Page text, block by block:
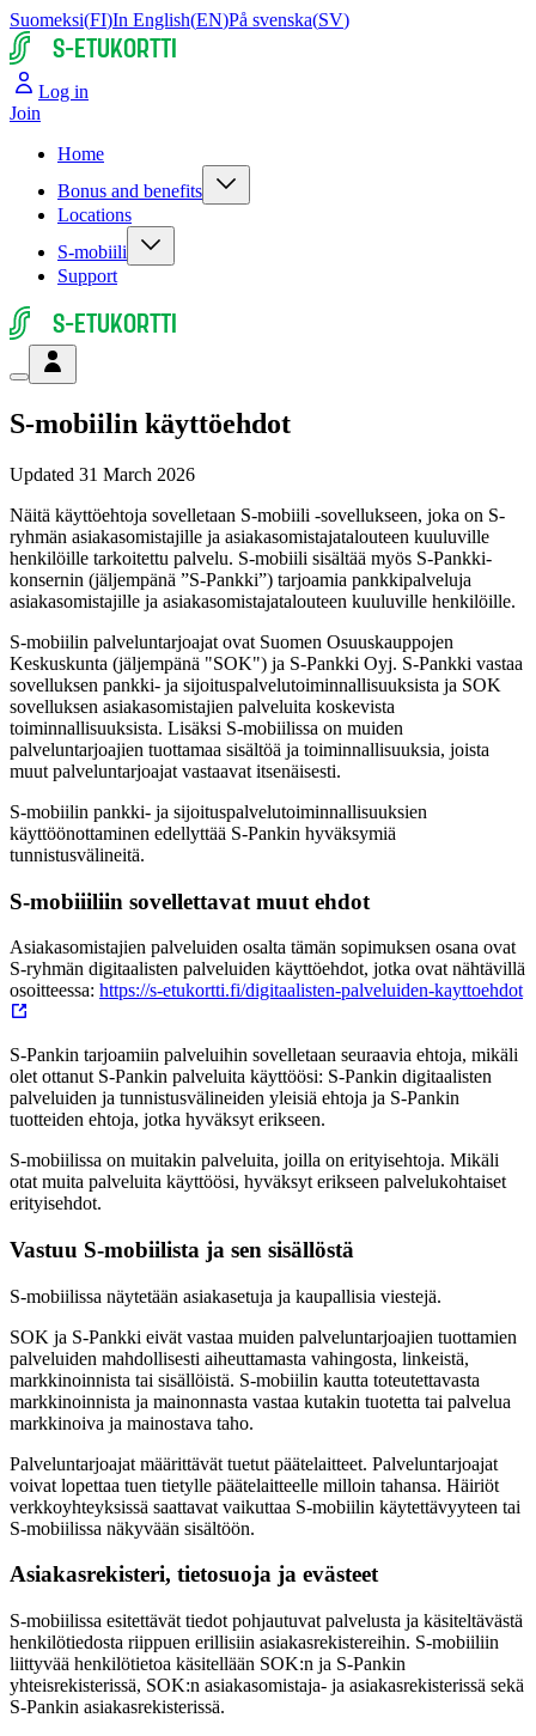
Suomeksi(FI)In English(EN)På svenska(SV)
S-ETUKORTTI
Log in
Join
Home
Bonus and benefits
Locations
S-mobiili
Support
S-ETUKORTTI
S-mobiilin käyttöehdot
Updated 31 March 2026
Näitä käyttöehtoja sovelletaan S-mobiili -sovellukseen, joka on S-
ryhmän asiakasomistajille ja asiakasomistajatalouteen kuuluville
henkilöille tarkoitettu palvelu. S-mobiili sisältää myös S-Pankki-
konsernin (jäljempänä ”S-Pankki”) tarjoamia pankkipalveluja
asiakasomistajille ja asiakasomistajatalouteen kuuluville henkilöille.
S-mobiilin palveluntarjoajat ovat Suomen Osuuskauppojen
Keskuskunta (jäljempänä "SOK") ja S-Pankki Oyj. S-Pankki vastaa
sovelluksen pankki- ja sijoituspalvelutoiminnallisuuksista ja SOK
sovelluksen asiakasomistajien palveluita koskevista
toiminnallisuuksista. Lisäksi S-mobiilissa on muiden
palveluntarjoajien tuottamaa sisältöä ja toiminnallisuuksia, joista
muut palveluntarjoajat vastaavat itsenäisesti.
S-mobiilin pankki- ja sijoituspalvelutoiminnallisuuksien
käyttöönottaminen edellyttää S-Pankin hyväksymiä
tunnistusvälineitä.
S-mobiiiliin sovellettavat muut ehdot
Asiakasomistajien palveluiden osalta tämän sopimuksen osana ovat
S-ryhmän digitaalisten palveluiden käyttöehdot, jotka ovat nähtävillä
osoitteessa: https://s-etukortti.fi/digitaalisten-palveluiden-kayttoehdot
S-Pankin tarjoamiin palveluihin sovelletaan seuraavia ehtoja, mikäli
olet ottanut S-Pankin palveluita käyttöösi: S-Pankin digitaalisten
palveluiden ja tunnistusvälineiden yleisiä ehtoja ja S-Pankin
tuotteiden ehtoja, jotka hyväksyt erikseen.
S-mobiilissa on muitakin palveluita, joilla on erityisehtoja. Mikäli
otat muita palveluita käyttöösi, hyväksyt erikseen palvelukohtaiset
erityisehdot.
Vastuu S-mobiilista ja sen sisällöstä
S-mobiilissa näytetään asiakasetuja ja kaupallisia viestejä.
SOK ja S-Pankki eivät vastaa muiden palveluntarjoajien tuottamien
palveluiden mahdollisesti aiheuttamasta vahingosta, linkeistä,
markkinoinnista tai sisällöistä. S-mobiilin kautta toteutettavasta
markkinoinnista ja mainonnasta vastaa kutakin tuotetta tai palvelua
markkinoiva ja mainostava taho.
Palveluntarjoajat määrittävät tuetut päätelaitteet. Palveluntarjoajat
voivat lopettaa tuen tietylle päätelaitteelle milloin tahansa. Häiriöt
verkkoyhteyksissä saattavat vaikuttaa S-mobiilin käytettävyyteen tai
S-mobiilissa näkyvään sisältöön.
Asiakasrekisteri, tietosuoja ja evästeet
S-mobiilissa esitettävät tiedot pohjautuvat palvelusta ja käsiteltävästä
henkilötiedosta riippuen erillisiin asiakasrekistereihin. S-mobiiliin
liittyvää henkilötietoa käsitellään SOK:n ja S-Pankin
yhteisrekisterissä, SOK:n asiakasomistaja- ja asiakasrekisterissä sekä
S-Pankin asiakasrekisterissä.